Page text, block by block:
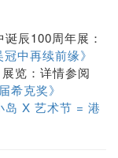
辰100周年展：
中再续前缘》
览：详情参阅
希克奖》
岛 X 艺术节 = 港